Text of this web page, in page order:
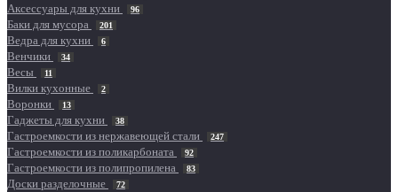
Аксессуары для кухни 96
Баки для мусора 201
Ведра для кухни 6
Венчики 34
Весы 11
Вилки кухонные 2
Воронки 13
Гаджеты для кухни 38
Гастроемкости из нержавеющей стали 247
Гастроемкости из поликарбоната 92
Гастроемкости из полипропилена 83
Доски разделочные 72